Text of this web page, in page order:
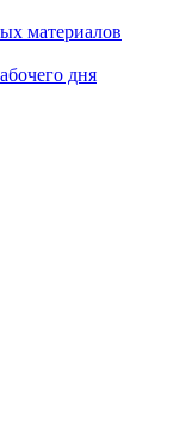
материалов
дня